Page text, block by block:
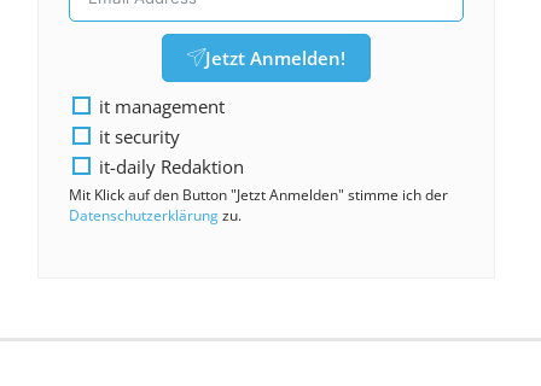
Jetzt Anmelden!
it management
it security
it-daily Redaktion
Mit Klick auf den Button "Jetzt Anmelden" stimme ich der
Datenschutzerklärungzu.